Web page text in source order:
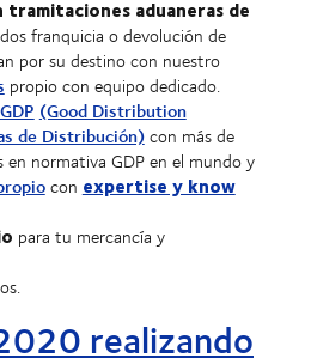
tramitaciones aduaneras de
franquicia o devolución de
por su destino con nuestro
propio con equipo dedicado.
(Good Distribution
de Distribución) con más de
normativa GDP en el mundo y
con expertise y know
para tu mercancía y
realizando